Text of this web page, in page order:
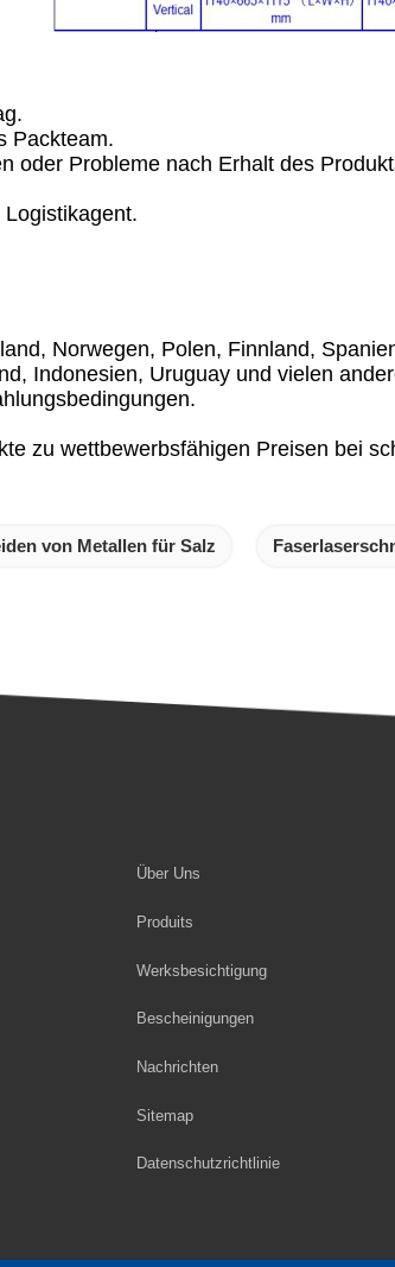
Packteam.
oder Probleme nach Erhalt des
Norwegen, Polen, Finnland,
Indonesien, Uruguay und vielen
zu wettbewerbsfähigen Preisen bei
von Metallen für Salz
Über Uns
Produits
Werksbesichtigung
Bescheinigungen
Nachrichten
Sitemap
Datenschutzrichtlinie